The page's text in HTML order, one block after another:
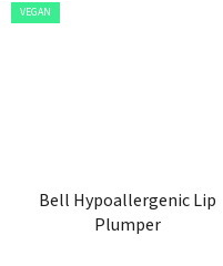
VEGAN
Bell Hypoallergenic Lip
Plumper